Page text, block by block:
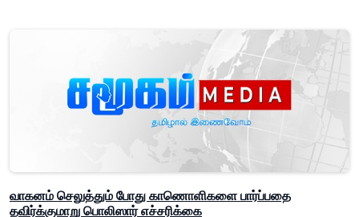
வாகனம் செலுத்தும் போது காணொளிகளை பார்ப்பதை
தவிர்க்குமாறு பொலிஸார் எச்சரிக்கை